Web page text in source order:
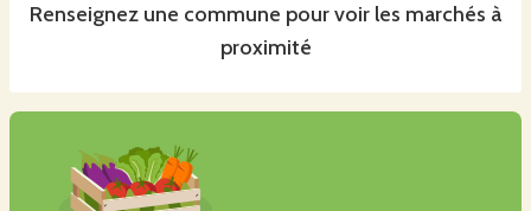
Renseignez une commune pour voir les marchés à
proximité